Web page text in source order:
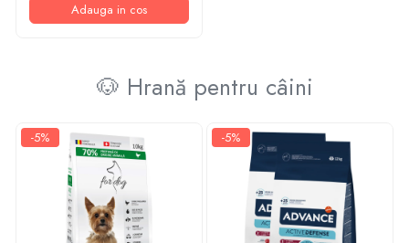
Adauga in cos
🐶 Hrană pentru câini
-5% -5%